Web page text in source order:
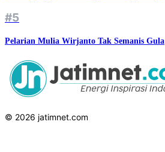
#5
Pelarian Mulia Wirjanto Tak Semanis Gula
© 2026 jatimnet.com